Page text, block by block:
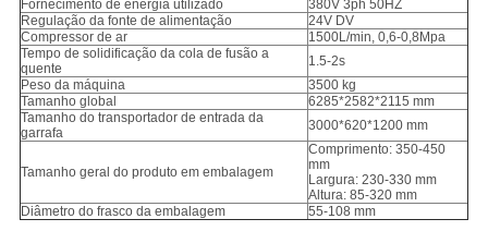
Fornecimento de energia utilizado
380V 3ph 50HZ
Regulação da fonte de alimentação
24V DV
Compressor de ar
1500L/min, 0,6-0,8Mpa
Tempo de solidificação da cola de fusão a
quente
1.5-2s
Peso da máquina
3500 kg
Tamanho global
6285*2582*2115 mm
Tamanho do transportador de entrada da
garrafa
3000*620*1200 mm
Tamanho geral do produto em embalagem
Comprimento: 350-450
mm
Largura: 230-330 mm
Altura: 85-320 mm
Diâmetro do frasco da embalagem
55-108 mm